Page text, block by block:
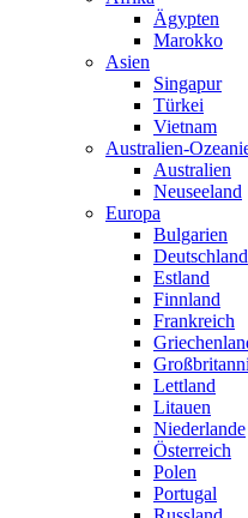
Ägypten
Marokko
Asien
Singapur
Türkei
Vietnam
Australien-
Australien
Neuseeland
Europa
Bulgarien
Deutschland
Estland
Finnland
Frankreich
Lettland
Litauen
Niederlande
Österreich
Polen
Portugal